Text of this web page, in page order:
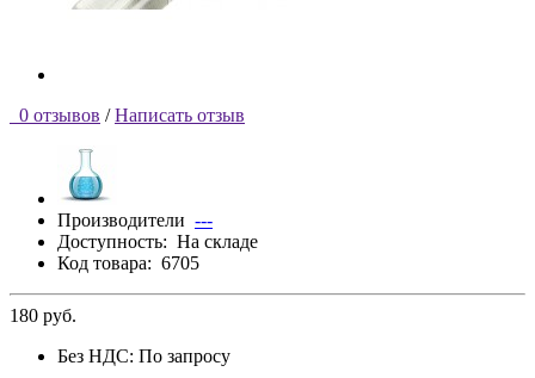
0 отзывов / Написать отзыв
Производители ---
Доступность: На складе
Код товара: 6705
180 руб.
Без НДС: По запросу